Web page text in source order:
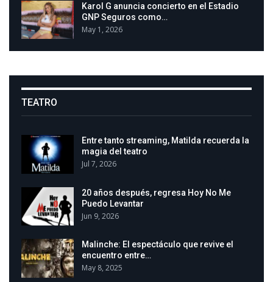
Karol G anuncia concierto en el Estadio
GNP Seguros como…
May 1, 2026
TEATRO
Entre tanto streaming, Matilda recuerda la
magia del teatro
Jul 7, 2026
20 años después, regresa Hoy No Me
Puedo Levantar
Jun 9, 2026
Malinche: El espectáculo que revive el
encuentro entre…
May 8, 2025